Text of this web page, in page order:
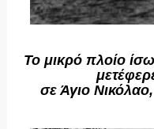
Το μικρό πλοίο
σε Άγιο